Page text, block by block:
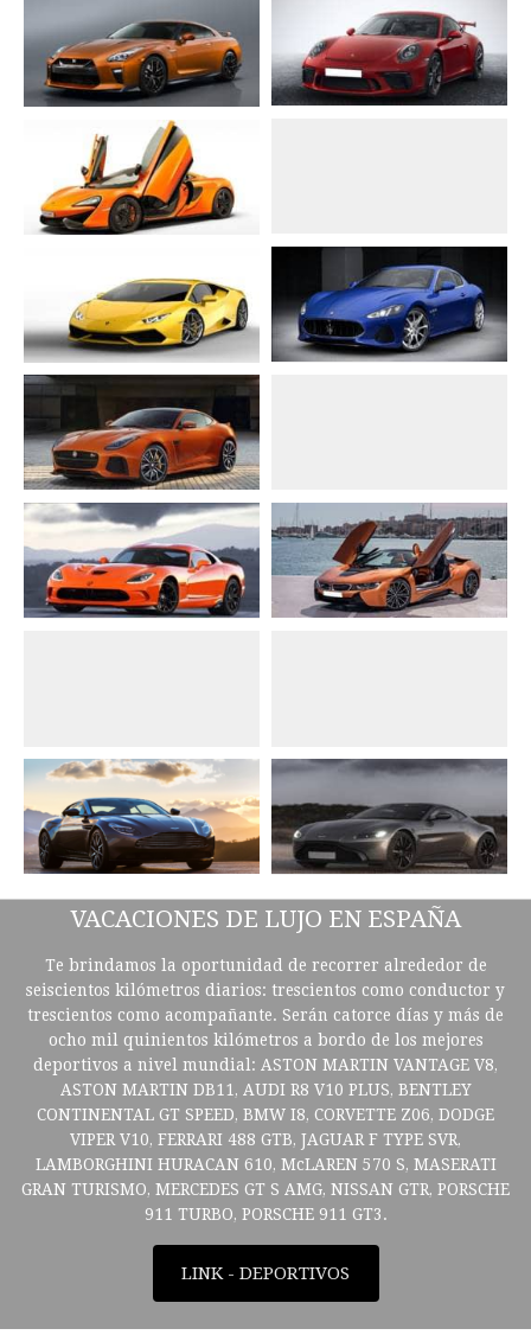
VACACIONES DE LUJO EN ESPAÑA
Te brindamos la oportunidad de recorrer alrededor de
seiscientos kilómetros diarios: trescientos como conductor y
trescientos como acompañante. Serán catorce días y más de
ocho mil quinientos kilómetros a bordo de los mejores
deportivos a nivel mundial: ASTON MARTIN VANTAGE V8,
ASTON MARTIN DB11, AUDI R8 V10 PLUS, BENTLEY
CONTINENTAL GT SPEED, BMW I8, CORVETTE Z06, DODGE
VIPER V10, FERRARI 488 GTB, JAGUAR F TYPE SVR,
LAMBORGHINI HURACAN 610, McLAREN 570 S, MASERATI
GRAN TURISMO, MERCEDES GT S AMG, NISSAN GTR, PORSCHE
911 TURBO, PORSCHE 911 GT3.
LINK - DEPORTIVOS